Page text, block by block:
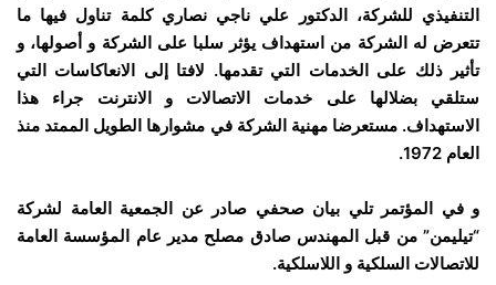
التنفيذي للشركة، الدكتور علي ناجي نصاري كلمة تناول فيها ما
تتعرض له الشركة من استهداف يؤثر سلبا على الشركة و أصولها، و
تأثير ذلك على الخدمات التي تقدمها. لافتا إلى الانعاكاسات التي
ستلقي بضلالها على خدمات الاتصالات و الانترنت جراء هذا
الاستهداف. مستعرضا مهنية الشركة في مشوارها الطويل الممتد منذ
العام 1972.
و في المؤتمر تلي بيان صحفي صادر عن الجمعية العامة لشركة
“تيليمن” من قبل المهندس صادق مصلح مدير عام المؤسسة العامة
للاتصالات السلكية و اللاسلكية.